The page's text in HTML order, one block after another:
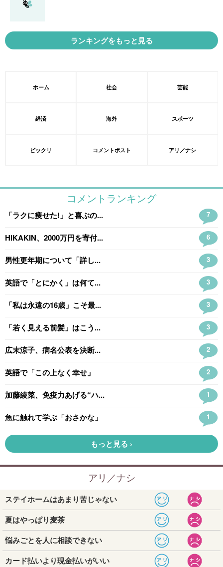
ランキングをもっと見る
ホーム 社会 芸能
経済 海外 スポーツ
ビックリ コメントポスト アリ／ナシ